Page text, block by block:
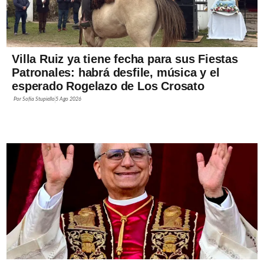
Villa Ruiz ya tiene fecha para sus Fiestas
Patronales: habrá desfile, música y el
esperado Rogelazo de Los Crosato
PorSofía Stupiello5 Ago 2026